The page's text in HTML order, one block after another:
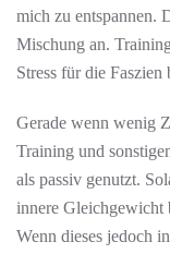
mich zu entspannen.
Mischung an.
Stress für die
Gerade wenn wenig
Training und
als passiv genutzt.
innere Gleichgewicht
Wenn dieses jedoch